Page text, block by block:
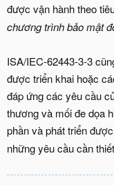
được vận hành theo
chương trình bảo mật
ISA/IEC-62443-3-3
được triển khai hoặc
đáp ứng các yêu cầu
thương và mối đe dọa
phần và phát triển
những yêu cầu cần